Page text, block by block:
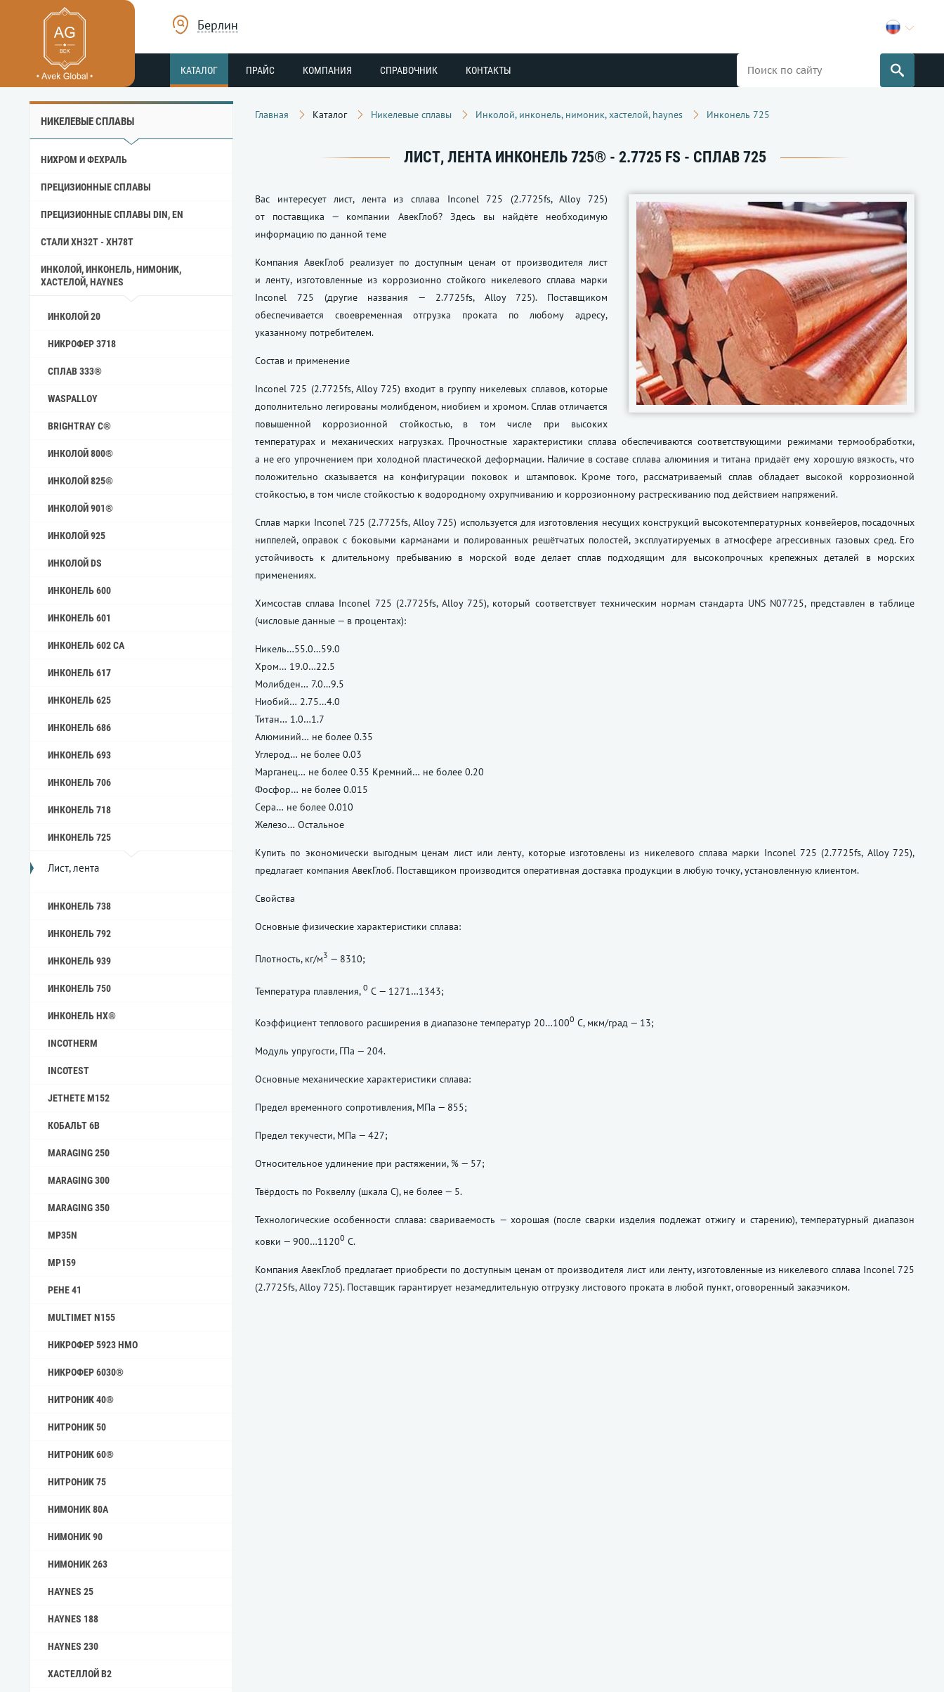
Берлин
КАТАЛОГ ПРАЙС КОМПАНИЯ СПРАВОЧНИК КОНТАКТЫ
НИКЕЛЕВЫЕ СПЛАВЫ
НИХРОМ И ФЕХРАЛЬ
ПРЕЦИЗИОННЫЕ СПЛАВЫ
ПРЕЦИЗИОННЫЕ СПЛАВЫ DIN, EN
СТАЛИ ХН32Т - ХН78Т
ИНКОЛОЙ, ИНКОНЕЛЬ, НИМОНИК,
ХАСТЕЛОЙ, HAYNES
ИНКОЛОЙ 20
НИКРОФЕР 3718
СПЛАВ 333®
WASPALLOY
BRIGHTRAY C®
ИНКОЛОЙ 800®
ИНКОЛОЙ 825®
ИНКОЛОЙ 901®
ИНКОЛОЙ 925
ИНКОЛОЙ DS
ИНКОНЕЛЬ 600
ИНКОНЕЛЬ 601
ИНКОНЕЛЬ 602 CA
ИНКОНЕЛЬ 617
ИНКОНЕЛЬ 625
ИНКОНЕЛЬ 686
ИНКОНЕЛЬ 693
ИНКОНЕЛЬ 706
ИНКОНЕЛЬ 718
ИНКОНЕЛЬ 725
Лист, лента
ИНКОНЕЛЬ 738
ИНКОНЕЛЬ 792
ИНКОНЕЛЬ 939
ИНКОНЕЛЬ 750
ИНКОНЕЛЬ HX®
INCOTHERM
INCOTEST
JETHETE M152
КОБАЛЬТ 6B
MARAGING 250
MARAGING 300
MARAGING 350
MP35N
MP159
РЕНЕ 41
MULTIMET N155
НИКРОФЕР 5923 HMO
НИКРОФЕР 6030®
НИТРОНИК 40®
НИТРОНИК 50
НИТРОНИК 60®
НИТРОНИК 75
НИМОНИК 80А
НИМОНИК 90
НИМОНИК 263
HAYNES 25
HAYNES 188
HAYNES 230
ХАСТЕЛЛОЙ B2
Главная Каталог Никелевые сплавы Инколой, инконель, нимоник, хастелой, haynes Инконель 725
ЛИСТ, ЛЕНТА ИНКОНЕЛЬ 725® - 2.7725 FS - СПЛАВ 725
Вас интересует лист, лента из сплава Inconel 725 (2.7725fs, Alloy 725)
от поставщика — компании АвекГлоб? Здесь вы найдёте необходимую
информацию по данной теме
Компания АвекГлоб реализует по доступным ценам от производителя лист
и ленту, изготовленные из коррозионно стойкого никелевого сплава марки
Inconel 725 (другие названия — 2.7725fs, Alloy 725). Поставщиком
обеспечивается своевременная отгрузка проката по любому адресу,
указанному потребителем.
Состав и применение
Inconel 725 (2.7725fs, Alloy 725) входит в группу никелевых сплавов, которые
дополнительно легированы молибденом, ниобием и хромом. Сплав отличается
повышенной коррозионной стойкостью, в том числе при высоких
температурах и механических нагрузках. Прочностные характеристики сплава обеспечиваются соответствующими режимами термообработки,
а не его упрочнением при холодной пластической деформации. Наличие в составе сплава алюминия и титана придаёт ему хорошую вязкость, что
положительно сказывается на конфигурации поковок и штамповок. Кроме того, рассматриваемый сплав обладает высокой коррозионной
стойкостью, в том числе стойкостью к водородному охрупчиванию и коррозионному растрескиванию под действием напряжений.
Сплав марки Inconel 725 (2.7725fs, Alloy 725) используется для изготовления несущих конструкций высокотемпературных конвейеров, посадочных
ниппелей, оправок с боковыми карманами и полированных решётчатых полостей, эксплуатируемых в атмосфере агрессивных газовых сред. Его
устойчивость к длительному пребыванию в морской воде делает сплав подходящим для высокопрочных крепежных деталей в морских
применениях.
Химсостав сплава Inconel 725 (2.7725fs, Alloy 725), который соответствует техническим нормам стандарта UNS N07725, представлен в таблице
(числовые данные — в процентах):
Никель…55.0…59.0
Хром… 19.0…22.5
Молибден… 7.0…9.5
Ниобий… 2.75…4.0
Титан… 1.0…1.7
Алюминий… не более 0.35
Углерод… не более 0.03
Марганец… не более 0.35 Кремний… не более 0.20
Фосфор… не более 0.015
Сера… не более 0.010
Железо… Остальное
Купить по экономически выгодным ценам лист или ленту, которые изготовлены из никелевого сплава марки Inconel 725 (2.7725fs, Alloy 725),
предлагает компания АвекГлоб. Поставщиком производится оперативная доставка продукции в любую точку, установленную клиентом.
Свойства
Основные физические характеристики сплава:
Плотность, кг/м3 — 8310;
Температура плавления, 0 С — 1271…1343;
Коэффициент теплового расширения в диапазоне температур 20…1000 С, мкм/град — 13;
Модуль упругости, ГПа — 204.
Основные механические характеристики сплава:
Предел временного сопротивления, МПа — 855;
Предел текучести, МПа — 427;
Относительное удлинение при растяжении, % — 57;
Твёрдость по Роквеллу (шкала С), не более — 5.
Технологические особенности сплава: свариваемость — хорошая (после сварки изделия подлежат отжигу и старению), температурный диапазон
ковки — 900…11200 С.
Компания АвекГлоб предлагает приобрести по доступным ценам от производителя лист или ленту, изготовленные из никелевого сплава Inconel 725
(2.7725fs, Alloy 725). Поставщик гарантирует незамедлительную отгрузку листового проката в любой пункт, оговоренный заказчиком.